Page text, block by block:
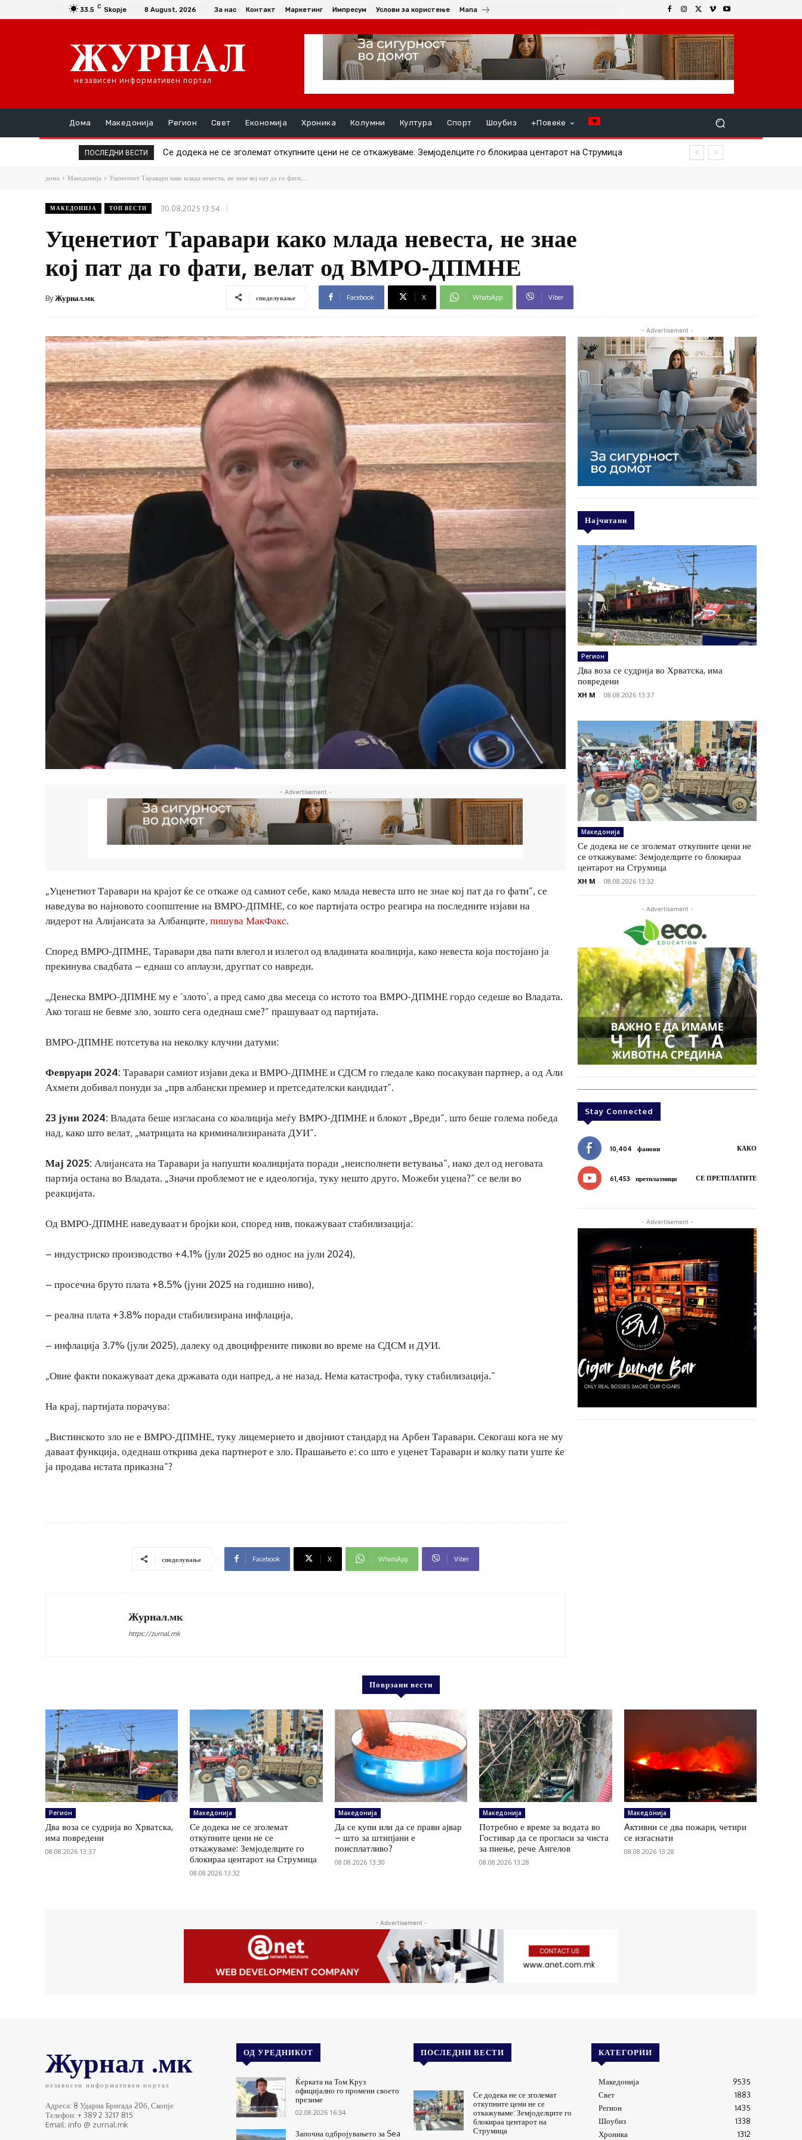
33.5 C Skopje 8 August, 2026 За нас Контакт Маркетинг Импресум Услови за користење Мапа
независен информативен портал
Дома Македонија Регион Свет Економија Хроника Колумни Култура Спорт Шоубиз +Повеќе
ПОСЛЕДНИ ВЕСТИ Се додека не се зголемат откупните цени не се откажуваме: Земјоделците го блокираа центарот на Струмица
Да се купи или да се прави ајвар – што за штипјани е поисплатливо?
дома Македонија Уценетиот Таравари како млада невеста, не знае кој пат да го фати,...
МАКЕДОНИЈА ТОП ВЕСТИ 30.08.2025 13:54
Уценетиот Таравари како млада невеста, не знае
кој пат да го фати, велат од ВМРО-ДПМНЕ
ByЖурнал.мк споделување Facebook X WhatsApp Viber
- Advertisement -
„Уценетиот Таравари на крајот ќе се откаже од самиот себе, како млада невеста што не знае кој пат да го фати“, се
наведува во најновото соопштение на ВМРО-ДПМНЕ, со кое партијата остро реагира на последните изјави на
лидерот на Алијансата за Албанците, пишува МакФакс.
Според ВМРО-ДПМНЕ, Таравари два пати влегол и излегол од владината коалиција, како невеста која постојано ја
прекинува свадбата – еднаш со аплаузи, другпат со навреди.
„Денеска ВМРО-ДПМНЕ му е ‘злото’, а пред само два месеца со истото тоа ВМРО-ДПМНЕ гордо седеше во Владата.
Ако тогаш не бевме зло, зошто сега одеднаш сме?“ прашуваат од партијата.
ВМРО-ДПМНЕ потсетува на неколку клучни датуми:
Февруари 2024:Таравари самиот изјави дека и ВМРО-ДПМНЕ и СДСМ го гледале како посакуван партнер, а од Али
Ахмети добивал понуди за „прв албански премиер и претседателски кандидат“.
23 јуни 2024:Владата беше изгласана со коалиција меѓу ВМРО-ДПМНЕ и блокот „Вреди“, што беше голема победа
над, како што велат, „матрицата на криминализираната ДУИ“.
Мај 2025: Алијансата на Таравари ја напушти коалицијата поради „неисполнети ветувања“, иако дел од неговата
партија остана во Владата. „Значи проблемот не е идеологија, туку нешто друго. Можеби уцена?“ се вели во
реакцијата.
Од ВМРО-ДПМНЕ наведуваат и бројки кои, според нив, покажуваат стабилизација:
– индустриско производство +4.1% (јули 2025 во однос на јули 2024),
– просечна бруто плата +8.5% (јуни 2025 на годишно ниво),
– реална плата +3.8% поради стабилизирана инфлација,
– инфлација 3.7% (јули 2025), далеку од двоцифрените пикови во време на СДСМ и ДУИ.
„Овие факти покажуваат дека државата оди напред, а не назад. Нема катастрофа, туку стабилизација.“
На крај, партијата порачува:
„Вистинското зло не е ВМРО-ДПМНЕ, туку лицемерието и двојниот стандард на Арбен Таравари. Секогаш кога не му
даваат функција, одеднаш открива дека партнерот е зло. Прашањето е: со што е уценет Таравари и колку пати уште ќе
ја продава истата приказна“?
споделување Facebook X WhatsApp Viber
Журнал.мк
https://zurnal.mk
- Advertisement -
Најчитани
Регион
Два воза се судрија во Хрватска, има
повредени
XH M - 08.08.2026 13:37
Македонија
Се додека не се зголемат откупните цени не
се откажуваме: Земјоделците го блокираа
центарот на Струмица
XH M - 08.08.2026 13:32
- Advertisement -
Stay Connected
10,404 фанови КАКО
61,453 претплатници СЕ ПРЕТПЛАТИТЕ
- Advertisement -
Поврзани вести
Регион
Два воза се судрија во Хрватска,
има повредени
08.08.2026 13:37
Македонија
Се додека не се зголемат
откупните цени не се
откажуваме: Земјоделците го
блокираа центарот на Струмица
08.08.2026 13:32
Македонија
Да се купи или да се прави ајвар
– што за штипјани е
поисплатливо?
08.08.2026 13:30
Македонија
Потребно е време за водата во
Гостивар да се прогласи за чиста
за пиење, рече Ангелов
08.08.2026 13:28
Македонија
Aктивни се два пожари, четири
се изгаснати
08.08.2026 13:28
- Advertisement -
Журнал .мк
независен информативен портал
Адреса: 8 Ударна Бригада 20б, Скопје
Телефон: + 389 2 3217 815
Email: info @ zurnal.mk
ОД УРЕДНИКОТ
Ќерката на Том Круз
официјално го промени своето
презиме
02.08.2026 16:34
Започна одбројувањето за Sea
ПОСЛЕДНИ ВЕСТИ
Се додека не се зголемат
откупните цени не се
откажуваме: Земјоделците го
блокираа центарот на
Струмица
КАТЕГОРИИ
Македонија
9535
Свет
1883
Регион
1435
Шоубиз
1338
Хроника
1312